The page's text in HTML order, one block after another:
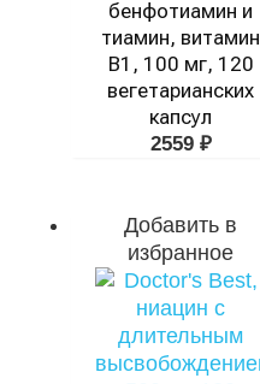
бенфотиамин и
тиамин, витамин
В1, 100 мг, 120
вегетарианских
капсул
2559 ₽
Добавить в
избранное